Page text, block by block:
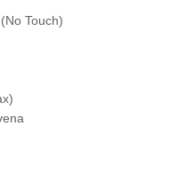
Touch)